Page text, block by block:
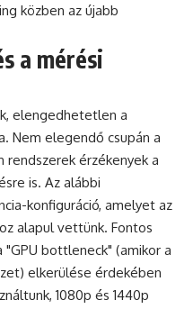
közben az újabb
a mérési
elengedhetetlen a
Nem elegendő csupán a
rendszerek érzékenyek a
is. Az alábbi
konfiguráció, amelyet az
alapul vettünk. Fontos
bottleneck" (amikor a
elkerülése érdekében
1080p és 1440p